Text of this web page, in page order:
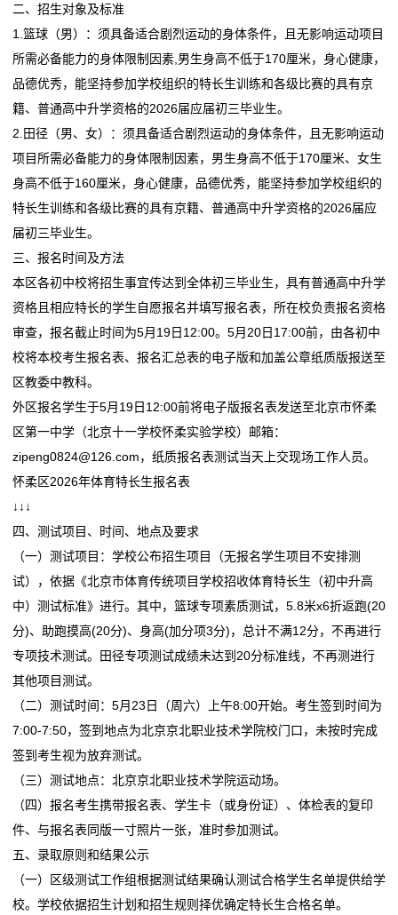
二、招生对象及标准
1.篮球（男）：须具备适合剧烈运动的身体条件，且无影响运动项目
所需必备能力的身体限制因素,男生身高不低于170厘米，身心健康，
品德优秀，能坚持参加学校组织的特长生训练和各级比赛的具有京
籍、普通高中升学资格的2026届应届初三毕业生。
2.田径（男、女）：须具备适合剧烈运动的身体条件，且无影响运动
项目所需必备能力的身体限制因素，男生身高不低于170厘米、女生
身高不低于160厘米，身心健康，品德优秀，能坚持参加学校组织的
特长生训练和各级比赛的具有京籍、普通高中升学资格的2026届应
届初三毕业生。
三、报名时间及方法
本区各初中校将招生事宜传达到全体初三毕业生，具有普通高中升学
资格且相应特长的学生自愿报名并填写报名表，所在校负责报名资格
审查，报名截止时间为5月19日12:00。5月20日17:00前，由各初中
校将本校考生报名表、报名汇总表的电子版和加盖公章纸质版报送至
区教委中教科。
外区报名学生于5月19日12:00前将电子版报名表发送至北京市怀柔
区第一中学（北京十一学校怀柔实验学校）邮箱：
zipeng0824@126.com，纸质报名表测试当天上交现场工作人员。
怀柔区2026年体育特长生报名表
↓↓↓
四、测试项目、时间、地点及要求
（一）测试项目：学校公布招生项目（无报名学生项目不安排测
试），依据《北京市体育传统项目学校招收体育特长生（初中升高
中）测试标准》进行。其中，篮球专项素质测试，5.8米x6折返跑(20
分)、助跑摸高(20分)、身高(加分项3分)，总计不满12分，不再进行
专项技术测试。田径专项测试成绩未达到20分标准线，不再测进行
其他项目测试。
（二）测试时间：5月23日（周六）上午8:00开始。考生签到时间为
7:00-7:50，签到地点为北京京北职业技术学院校门口，未按时完成
签到考生视为放弃测试。
（三）测试地点：北京京北职业技术学院运动场。
（四）报名考生携带报名表、学生卡（或身份证）、体检表的复印
件、与报名表同版一寸照片一张，准时参加测试。
五、录取原则和结果公示
（一）区级测试工作组根据测试结果确认测试合格学生名单提供给学
校。学校依据招生计划和招生规则择优确定特长生合格名单。